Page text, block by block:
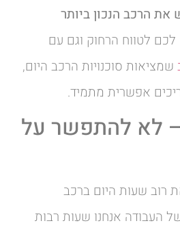
הרכב הנכון ביותר
לטווח הרחוק וגם עם
שמציאות סוכנויות הרכב היום,
אפשרית מתמיד.
לא להתפשר על
רוב שעות היום ברכב
העבודה אנחנו שעות רבות